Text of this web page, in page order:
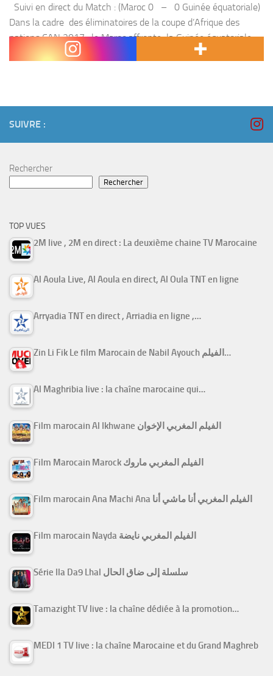
Suivi en direct du Match : (Maroc 0 – 0 Guinée équatoriale)
Dans la cadre des éliminatoires de la coupe d’Afrique des
nations CAN 2017 , le Maroc affronte la Guinée équatoriale ,
le jeudi 12 NOVEMBRE 2015...
SUIVRE :
Rechercher
Rechercher
TOP VUES
2M live , 2M en direct : La deuxième chaine TV Marocaine
Al Aoula Live, Al Aoula en direct, Al Oula TNT en ligne
Arryadia TNT en direct , Arriadia en ligne ,…
Zin Li Fik Le film Marocain de Nabil Ayouch الفيلم…
Al Maghribia live : la chaîne marocaine qui…
Film marocain Al Ikhwane الفيلم المغربي الإخوان
Film Marocain Marock الفيلم المغربي ماروك
Film marocain Ana Machi Ana الفيلم المغربي أنا ماشي أنا
Film marocain Nayda الفيلم المغربي نايضة
Série Ila Da9 Lhal سلسلة إلى ضاق الحال
Tamazight TV live : la chaîne dédiée à la promotion…
MEDI 1 TV live : la chaîne Marocaine et du Grand Maghreb